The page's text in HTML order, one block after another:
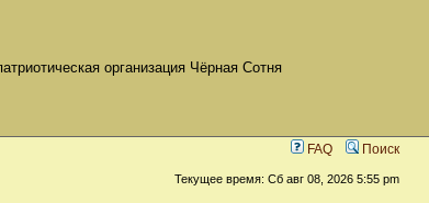
организация Чёрная Сотня
FAQ Поиск
Текущее время: Сб авг 08, 2026 5:55 pm